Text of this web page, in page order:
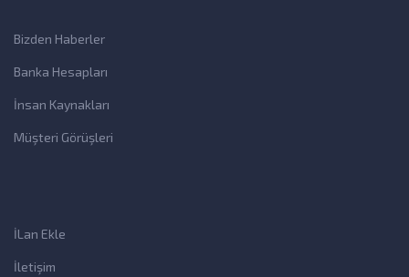
Bizden Haberler
Banka Hesapları
İnsan Kaynakları
Müşteri Görüşleri
İLan Ekle
İletişim